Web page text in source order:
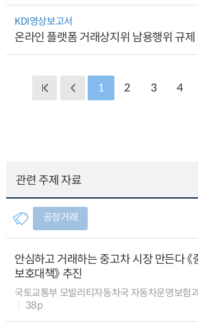
KDI영상보고서
온라인 플랫폼 거래상지위 남용행위 규
1 2 3 4
관련 주제 자료
공정거래
안심하고 거래하는 중고차 시장 만든다 《
보호대책》 추진
국토교통부 모빌리티자동차국 자동차운영보험
38p